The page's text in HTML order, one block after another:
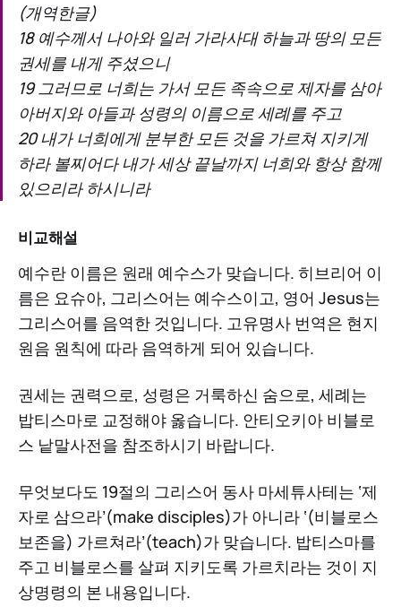
(개역한글)
18 예수께서 나아와 일러 가라사대 하늘과 땅의 모든
권세를 내게 주셨으니
19 그러므로 너희는 가서 모든 족속으로 제자를 삼아
아버지와 아들과 성령의 이름으로 세례를 주고
20 내가 너희에게 분부한 모든 것을 가르쳐 지키게
하라 볼찌어다 내가 세상 끝날까지 너희와 항상 함께
있으리라 하시니라
비교해설
예수란 이름은 원래 예수스가 맞습니다. 히브리어 이
름은 요슈아, 그리스어는 예수스이고, 영어 Jesus는
그리스어를 음역한 것입니다. 고유명사 번역은 현지
원음 원칙에 따라 음역하게 되어 있습니다.
권세는 권력으로, 성령은 거룩하신 숨으로, 세례는
밥티스마로 교정해야 옳습니다. 안티오키아 비블로
스 낱말사전을 참조하시기 바랍니다.
무엇보다도 19절의 그리스어 동사 마세튜사테는 ‘제
자로 삼으라’(make disciples)가 아니라 ‘(비블로스
보존을) 가르쳐라’(teach)가 맞습니다. 밥티스마를
주고 비블로스를 살펴 지키도록 가르치라는 것이 지
상명령의 본 내용입니다.